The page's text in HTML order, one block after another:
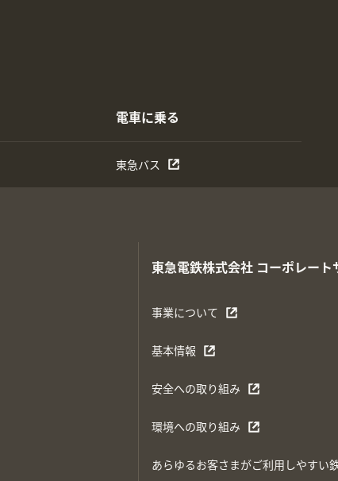
電車に乗る
東急バス
東急電鉄株式会社 コーポレート
事業について
基本情報
安全への取り組み
環境への取り組み
あらゆるお客さまがご利用しやすい